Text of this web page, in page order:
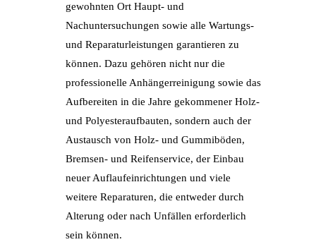
gewohnten Ort Haupt- und
Nachuntersuchungen sowie alle Wartungs-
und Reparaturleistungen garantieren zu
können. Dazu gehören nicht nur die
professionelle Anhängerreinigung sowie das
Aufbereiten in die Jahre gekommener Holz-
und Polyesteraufbauten, sondern auch der
Austausch von Holz- und Gummiböden,
Bremsen- und Reifenservice, der Einbau
neuer Auflaufeinrichtungen und viele
weitere Reparaturen, die entweder durch
Alterung oder nach Unfällen erforderlich
sein können.